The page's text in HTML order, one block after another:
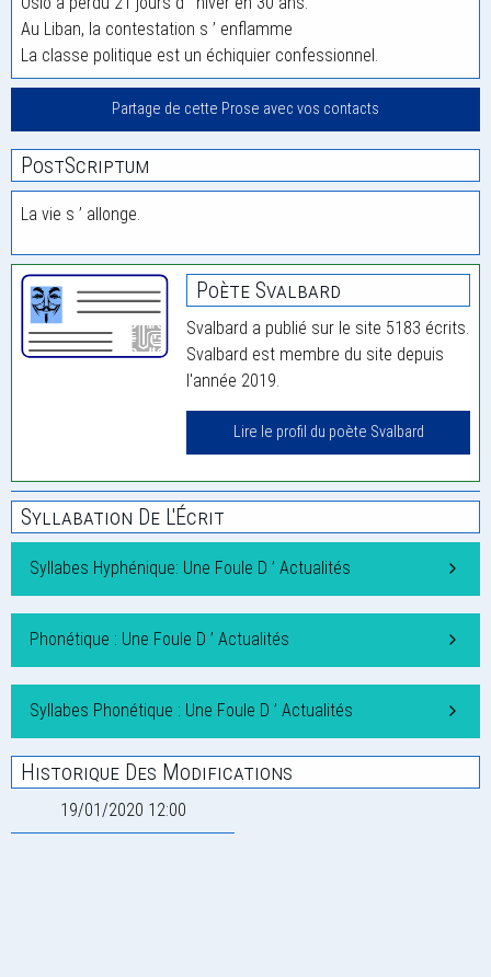
Au Liban, la contestation s ’ enflamme
La classe politique est un échiquier confessionnel.
Partage de cette Prose avec vos contacts
PostScriptum
La vie s ’ allonge.
Poète Svalbard
Svalbard a publié sur le site 5183 écrits.
Svalbard est membre du site depuis
l'année 2019.
Lire le profil du poète Svalbard
Syllabation De L'Écrit
Syllabes Hyphénique: Une Foule D ’ Actualités
Phonétique : Une Foule D ’ Actualités
Syllabes Phonétique : Une Foule D ’ Actualités
Historique Des Modifications
19/01/2020 12:00